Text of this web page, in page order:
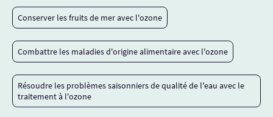
Conserver les fruits de mer avec l'ozone
Combattre les maladies d'origine alimentaire avec l'ozone
Résoudre les problèmes saisonniers de qualité de l'eau avec le
traitement à l'ozone